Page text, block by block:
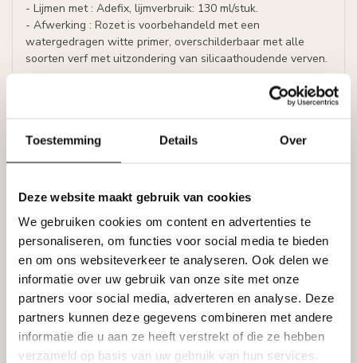
Toestemming Details Over
Deze website maakt gebruik van cookies
We gebruiken cookies om content en advertenties te
personaliseren, om functies voor social media te bieden
en om ons websiteverkeer te analyseren. Ook delen we
informatie over uw gebruik van onze site met onze
partners voor social media, adverteren en analyse. Deze
partners kunnen deze gegevens combineren met andere
informatie die u aan ze heeft verstrekt of die ze hebben
verzameld op basis van uw gebruik van hun services.
- Lijmen met : Adefix, lijmverbruik: 130 ml/stuk.
- Afwerking : Rozet is voorbehandeld met een
watergedragen witte primer, overschilderbaar met alle
soorten verf met uitzondering van silicaathoudende verven.
Tags
Gerelateerde producten
NMC Adefix lijmkoker 310 ml
Op voorraad
€8,95
Recent bekeken